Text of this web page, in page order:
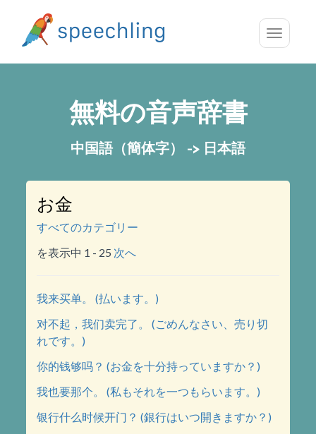
Toggle
無料の音声辞書
中国語（簡体字） -> 日本語
お金
すべてのカテゴリー
を表示中 1 - 25 次へ
我来买单。 (払います。)
对不起，我们卖完了。 (ごめんなさい、売り切
れです。)
你的钱够吗？ (お金を十分持っていますか？)
我也要那个。 (私もそれを一つもらいます。)
银行什么时候开门？ (銀行はいつ開きますか？)